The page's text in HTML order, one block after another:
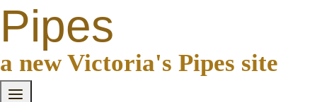
Pipes
a new Victoria's Pipes site